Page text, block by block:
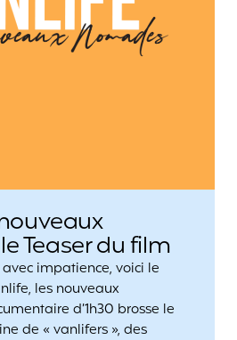
Teaser du film
impatience, voici le
les nouveaux
d’1h30 brosse le
de « vanlifers », des